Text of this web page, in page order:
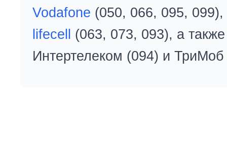
Vodafone (050, 066, 095, 099),
lifecell
(063, 073, 093), а
Интертелеком (094) и ТриМоб